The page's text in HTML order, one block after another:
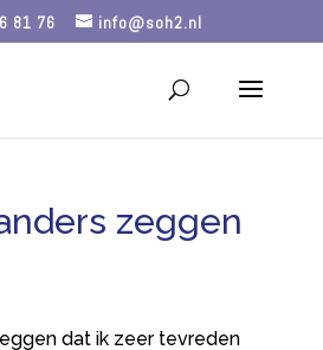
81 76 info@soh2.nl
zeggen
dat ik zeer tevreden